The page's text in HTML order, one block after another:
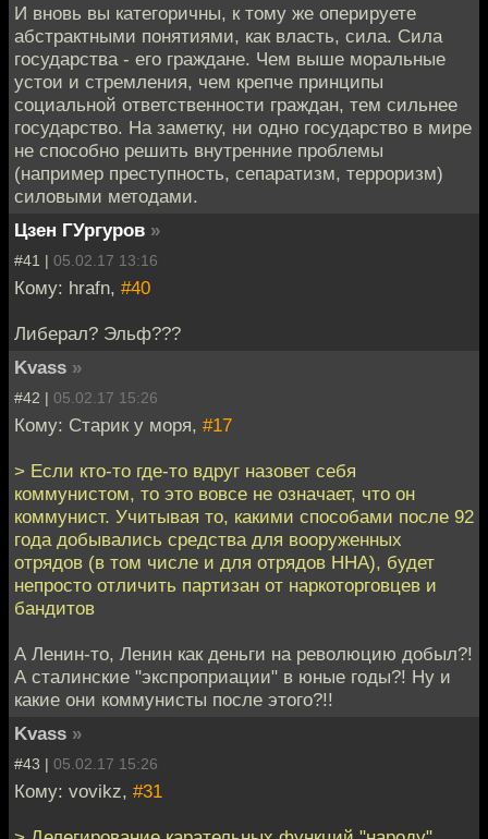
И вновь вы категоричны, к тому же оперируете
абстрактными понятиями, как власть, сила. Сила
государства - его граждане. Чем выше моральные
устои и стремления, чем крепче принципы
социальной ответственности граждан, тем сильнее
государство. На заметку, ни одно государство в мире
не способно решить внутренние проблемы
(например преступность, сепаратизм, терроризм)
силовыми методами.
Цзен ГУргуров »
#41 | 05.02.17 13:16
Кому: hrafn, #40
Либерал? Эльф???
Kvass »
#42 | 05.02.17 15:26
Кому: Старик у моря, #17
> Если кто-то где-то вдруг назовет себя
коммунистом, то это вовсе не означает, что он
коммунист. Учитывая то, какими способами после 92
года добывались средства для вооруженных
отрядов (в том числе и для отрядов ННА), будет
непросто отличить партизан от наркоторговцев и
бандитов
А Ленин-то, Ленин как деньги на революцию добыл?!
А сталинские "экспроприации" в юные годы?! Ну и
какие они коммунисты после этого?!!
Kvass »
#43 | 05.02.17 15:26
Кому: vovikz, #31